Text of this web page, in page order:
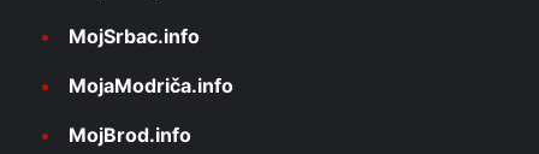
MojSrbac.info
MojaModriča.info
MojBrod.info